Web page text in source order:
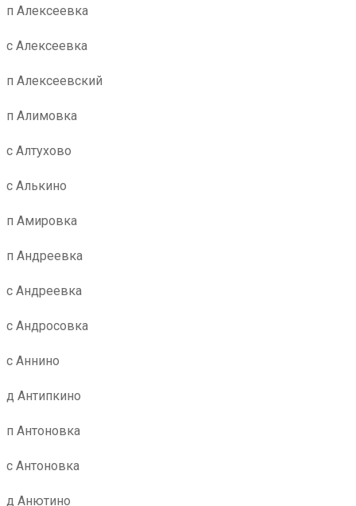
п Алексеевка
с Алексеевка
п Алексеевский
п Алимовка
с Алтухово
с Алькино
п Амировка
п Андреевка
с Андреевка
с Андросовка
с Аннино
д Антипкино
п Антоновка
с Антоновка
д Анютино